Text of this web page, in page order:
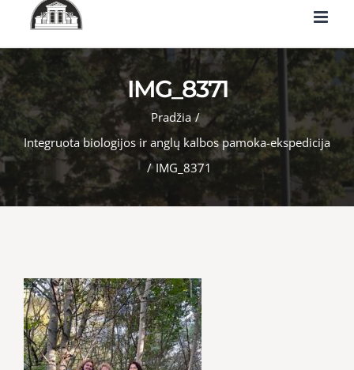
IMG_8371
Pradžia /
Integruota biologijos ir anglų kalbos pamoka-ekspedicija
/ IMG_8371